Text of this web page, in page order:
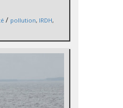
/ pollution, IRDH,